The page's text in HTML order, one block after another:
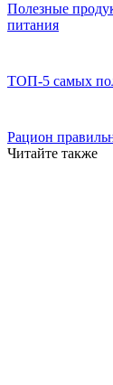
Полезные
питания
ТОП-5 самых
Рацион
Читайте также